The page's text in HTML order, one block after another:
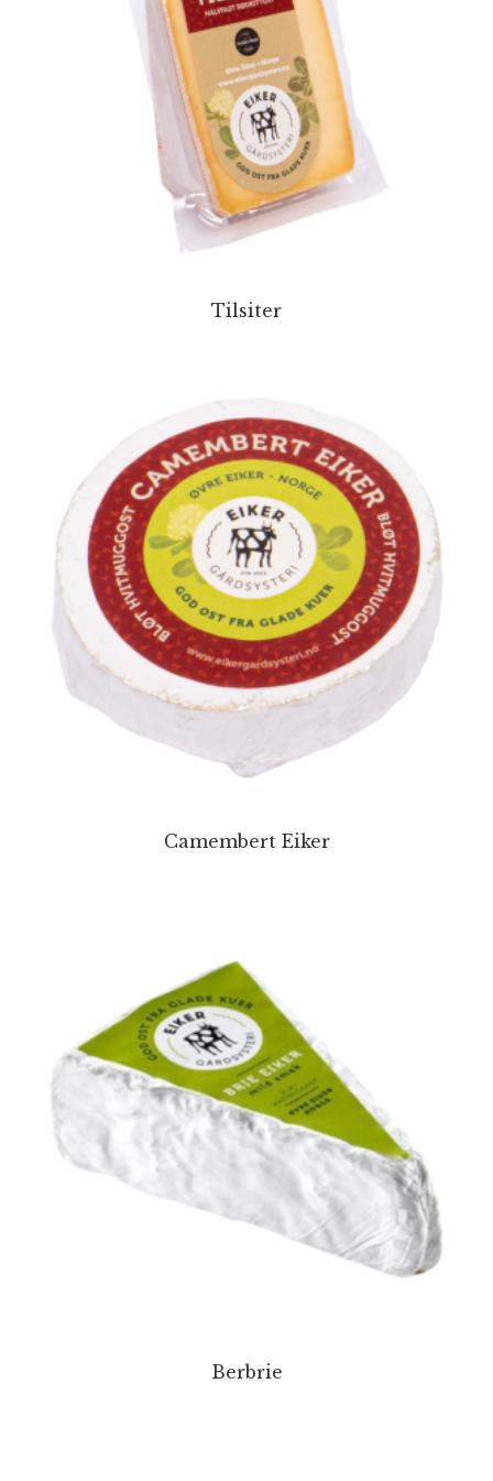
Tilsiter
Camembert Eiker
Berbrie